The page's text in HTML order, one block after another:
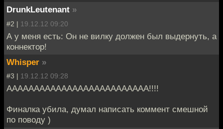
DrunkLeutenant »
#2 | 19.12.12 09:20
А у меня есть: Он не вилку должен был выдернуть, а
коннектор!
Whisper »
#3 | 19.12.12 09:28
АААААААААААААААААААААААААА!!!!
Финалка убила, думал написать коммент смешной
по поводу )